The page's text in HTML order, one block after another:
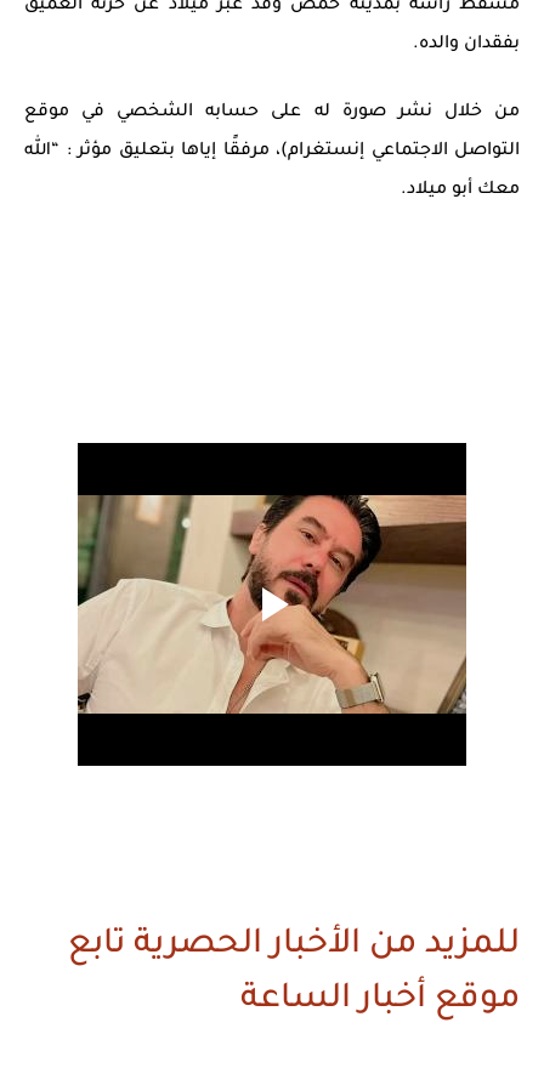
مسقط رأسه بمدينة حمص وقد عبّر ميلاد عن حزنه العميق
بفقدان والده.
من خلال نشر صورة له على حسابه الشخصي في موقع
التواصل الاجتماعي إنستغرام)، مرفقًا إياها بتعليق مؤثر : “الله
معك أبو ميلاد.
للمزيد من الأخبار الحصرية تابع
موقع أخبار الساعة